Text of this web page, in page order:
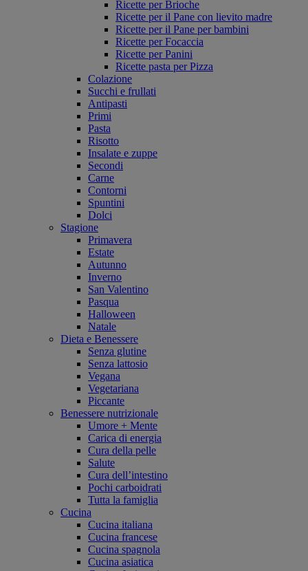
Ricette per Brioche
Ricette per il Pane con lievito madre
Ricette per il Pane per bambini
Ricette per Focaccia
Ricette per Panini
Ricette pasta per Pizza
Colazione
Succhi e frullati
Antipasti
Primi
Pasta
Risotto
Insalate e zuppe
Secondi
Carne
Contorni
Spuntini
Dolci
Stagione
Primavera
Estate
Autunno
Inverno
San Valentino
Pasqua
Halloween
Natale
Dieta e Benessere
Senza glutine
Senza lattosio
Vegana
Vegetariana
Piccante
Benessere nutrizionale
Umore + Mente
Carica di energia
Cura della pelle
Salute
Cura dell’intestino
Pochi carboidrati
Tutta la famiglia
Cucina
Cucina italiana
Cucina francese
Cucina spagnola
Cucina asiatica